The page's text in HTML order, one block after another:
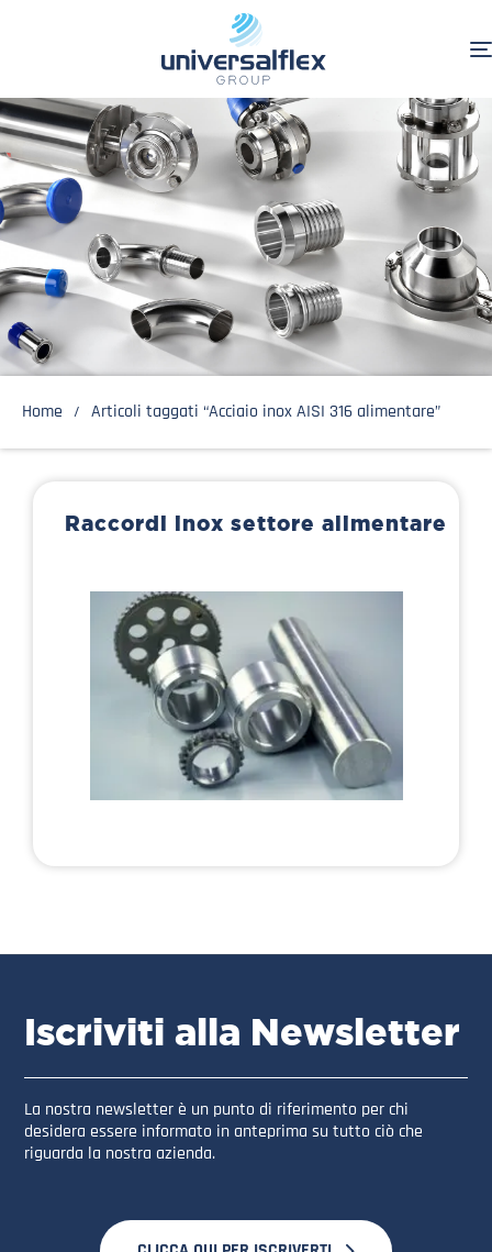
Home Articoli taggati “Acciaio inox AISI 316 alimentare”
Raccordi inox settore alimentare
Iscriviti alla Newsletter
La nostra newsletter è un punto di riferimento per chi
desidera essere informato in anteprima su tutto ciò che
riguarda la nostra azienda.